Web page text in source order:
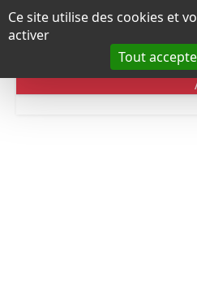
Panneau de gestion des cookies
Ce site utilise des cookies et
activer
Tout